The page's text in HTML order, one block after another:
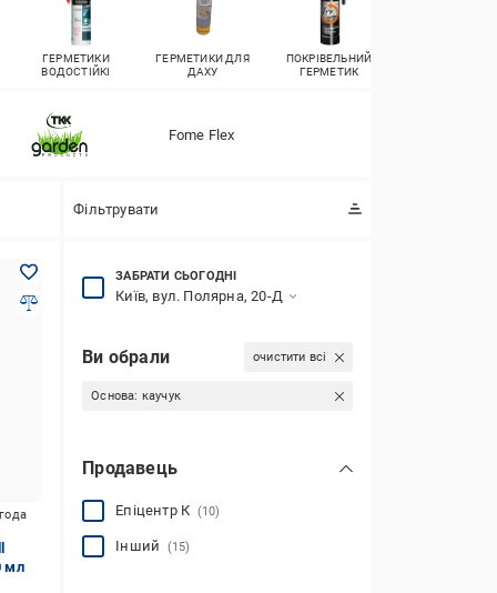
ГЕРМЕТИКИ
ВОДОСТІЙКІ
ГЕРМЕТИКИ ДЛЯ
ДАХУ
ПОКРІВЕЛЬНИЙ
ГЕРМЕТИК
Fome Flex
Фільтрувати
мл
ЗАБРАТИ СЬОГОДНІ
Київ, вул. Полярна, 20-Д
Ви обрали очистити всі
Основа: каучук
Продавець
Епіцентр К (10)
Інший (15)